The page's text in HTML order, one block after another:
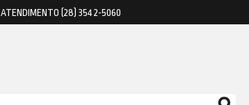
ATENDIMENTO (28) 3542-5060